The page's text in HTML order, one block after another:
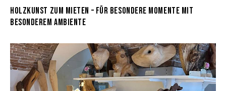
HOLZKUNST ZUM MIETEN – FÜR BESONDERE MOMENTE MIT
BESONDEREM AMBIENTE